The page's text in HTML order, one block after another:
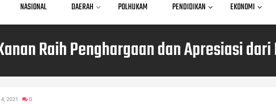
NASIONAL DAERAH POLHUKAM PENDIDIKAN EKONOMI
Raih Penghargaan dan Apresiasi
2021 0